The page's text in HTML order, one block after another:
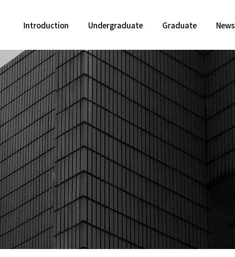
Introduction Undergraduate Graduate News